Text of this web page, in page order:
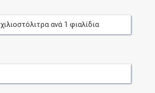
χιλιοστόλιτραανά 1 φιαλίδια